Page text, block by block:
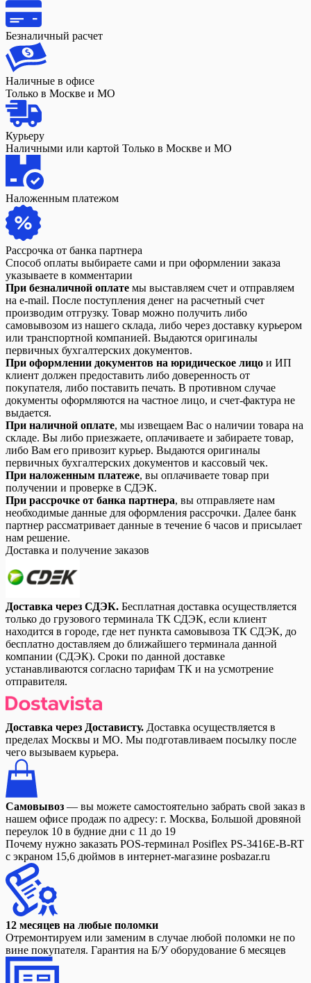
Безналичный расчет
Наличные в офисе
Только в Москве и МО
Курьеру
Наличными или картой Только в Москве и МО
Наложенным платежом
Рассрочка от банка партнера
Способ оплаты выбираете сами и при оформлении заказа
указываете в комментарии
При безналичной оплате мы выставляем счет и отправляем
на e-mail. После поступления денег на расчетный счет
производим отгрузку. Товар можно получить либо
самовывозом из нашего склада, либо через доставку курьером
или транспортной компанией. Выдаются оригиналы
первичных бухгалтерских документов.
При оформлении документов на юридическое лицо и ИП
клиент должен предоставить либо доверенность от
покупателя, либо поставить печать. В противном случае
документы оформляются на частное лицо, и счет-фактура не
выдается.
При наличной оплате, мы извещаем Вас о наличии товара на
складе. Вы либо приезжаете, оплачиваете и забираете товар,
либо Вам его привозит курьер. Выдаются оригиналы
первичных бухгалтерских документов и кассовый чек.
При наложенным платеже, вы оплачиваете товар при
получении и проверке в СДЭК.
При рассрочке от банка партнера, вы отправляете нам
необходимые данные для оформления рассрочки. Далее банк
партнер рассматривает данные в течение 6 часов и присылает
нам решение.
Доставка и получение заказов
Доставка через СДЭК. Бесплатная доставка осуществляется
только до грузового терминала ТК СДЭК, если клиент
находится в городе, где нет пункта самовывоза ТК СДЭК, до
бесплатно доставляем до ближайшего терминала данной
компании (СДЭК). Сроки по данной доставке
устанавливаются согласно тарифам ТК и на усмотрение
отправителя.
Доставка через Достависту. Доставка осуществляется в
пределах Москвы и МО. Мы подготавливаем посылку после
чего вызываем курьера.
Самовывоз — вы можете самостоятельно забрать свой заказ в
нашем офисе продаж по адресу: г. Москва, Большой дровяной
переулок 10 в будние дни с 11 до 19
Почему нужно заказать POS-терминал Posiflex PS-3416E-B-RT
с экраном 15,6 дюймов в интернет-магазине posbazar.ru
12 месяцев на любые поломки
Отремонтируем или заменим в случае любой поломки не по
вине покупателя. Гарантия на Б/У оборудование 6 месяцев